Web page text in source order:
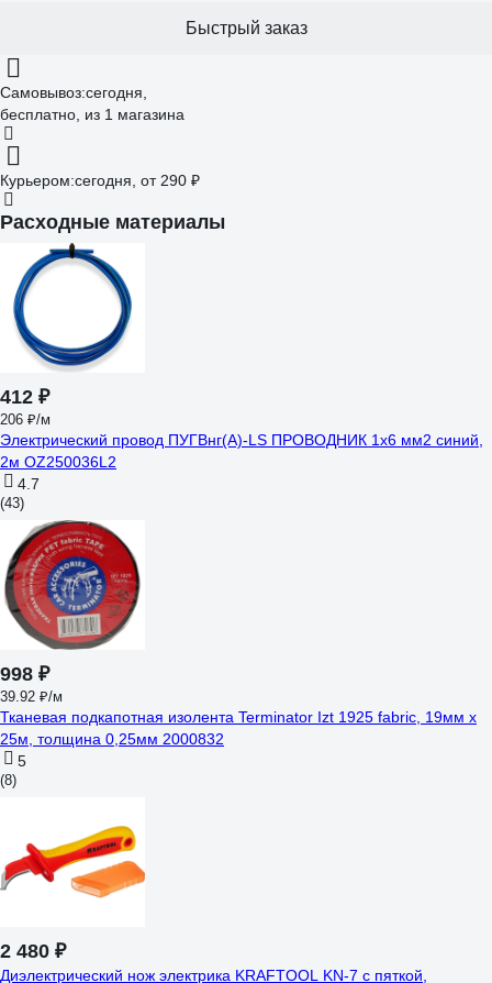
Быстрый заказ
Самовывоз:сегодня,
бесплатно , из 1 магазина
Курьером:сегодня, от 290 ₽
Расходные материалы
412 ₽
206 ₽/м
Электрический провод ПУГВнг(А)-LS ПРОВОДНИК 1x6 мм2 синий,
2м OZ250036L2
4.7
(43)
998 ₽
39.92 ₽/м
Тканевая подкапотная изолента Terminator Izt 1925 fabric, 19мм х
25м, толщина 0,25мм 2000832
5
(8)
2 480 ₽
Диэлектрический нож электрика KRAFTOOL KN-7 с пяткой,